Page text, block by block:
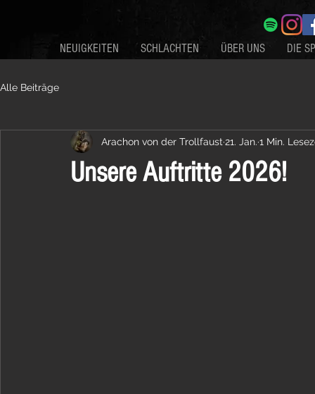
NEUIGKEITEN SCHLACHTEN ÜBER UNS DIE
Alle Beiträge
Unsere Auftritte 2026!
Arachon von der Trollfaust 21. Jan. 1 Min.